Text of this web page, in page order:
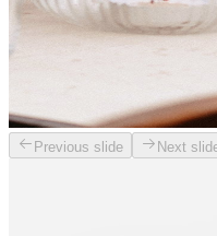
Previous slide Next